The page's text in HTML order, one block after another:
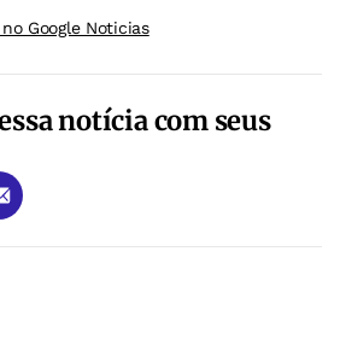
no Google Noticias
notícia com seus